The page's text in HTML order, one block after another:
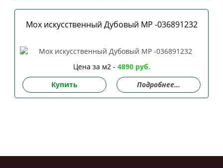
Мох искусственный Дубовый MP -036891232
Цена за м2 - 4890 руб.
Купить
Подробнее...